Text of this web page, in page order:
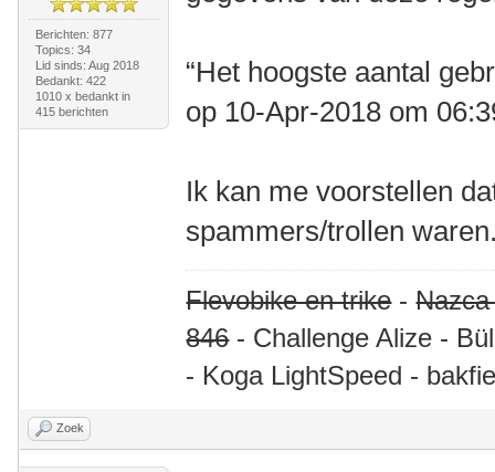
Berichten: 877
Topics: 34
Lid sinds: Aug 2018
Bedankt: 422
1010 x bedankt in
415 berichten
“Het hoogste aantal
op 10-Apr-2018 om
Ik kan me voorstellen
spammers/trollen
Flevobike en trike-
846- Challenge Alize -
- Koga LightSpeed -
Zoek